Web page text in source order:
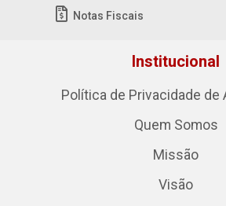
Notas Fiscais
Institucional
Política de Privacidade de
Quem Somos
Missão
Visão